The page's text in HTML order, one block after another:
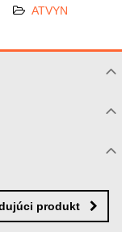
ATVYN
produkt